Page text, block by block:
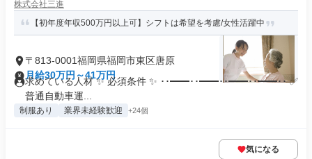
株式会社三進
【初年度年収500万円以上可】シフトは希望を考慮/女性活躍中
〒813-0001福岡県福岡市東区唐原
月給30万円～41万円
求めている人材 ✨ 必須条件 ✨ ･･━━･･━━･･━━･･━━･･ ✅
普通自動車運...
制服あり 業界未経験歓迎 +24個
気になる